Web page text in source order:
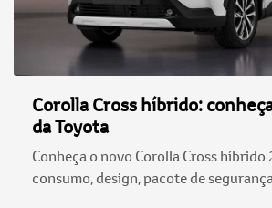
Corolla Cross híbrido:
da Toyota
Conheça o novo Corolla Cross híbrido
consumo, design, pacote de